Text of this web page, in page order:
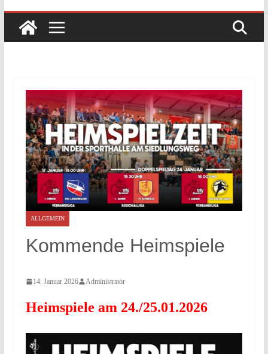
ALLGEMEIN
Kommende Heimspiele
14. Januar 2026 Administrator
Heimspiele am 24./25.01.2026